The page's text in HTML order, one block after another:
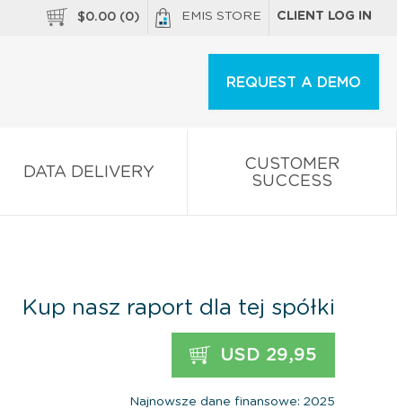
$0.00 (0) EMIS STORE CLIENT LOG IN
REQUEST A DEMO
DATA DELIVERY
CUSTOMER
SUCCESS
Kup nasz raport dla tej spółki
USD 29,95
Najnowsze dane finansowe: 2025